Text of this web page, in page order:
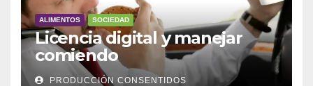
ALIMENTOS SOCIEDAD
Licencia digital y manejar
comiendo
PRODUCCIÓN CONSENTIDOS